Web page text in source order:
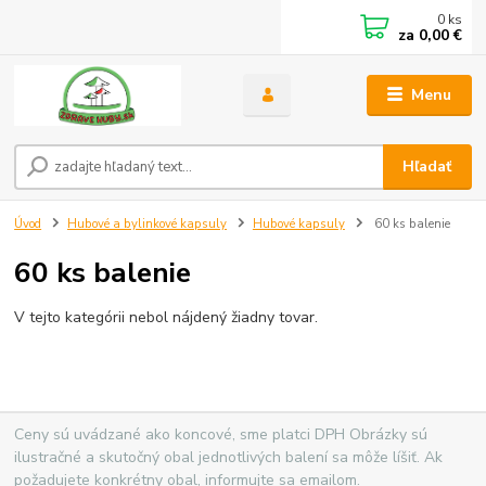
Menu
Hľadať
0 ks
za 0,00 €
Úvod Hubové a bylinkové kapsuly Hubové kapsuly 60 ks balenie
60 ks balenie
V tejto kategórii nebol nájdený žiadny tovar.
Ceny sú uvádzané ako koncové, sme platci DPH Obrázky sú
ilustračné a skutočný obal jednotlivých balení sa môže líšiť. Ak
požadujete konkrétny obal, informujte sa emailom.